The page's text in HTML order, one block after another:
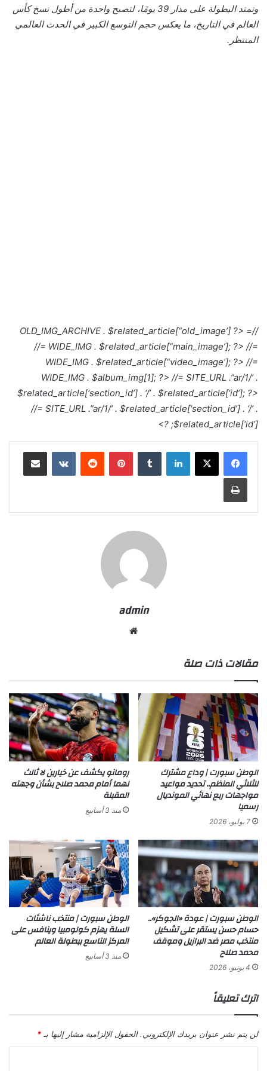
وتمتد البطولة على مدار 39 يومًا، لتصبح واحدة من أطول نسخ كأس
العالم في التاريخ، ما يعكس حجم التوسع الكبير في الحدث العالمي
المنتظر.
//= OLD_IMG_ARCHIVE . $related_article[“old_image’] ?>
//= WIDE_IMG . $related_article[“main_image’]; ?> //=
WIDE_IMG . $related_article[“video_image’]; ?> //=
WIDE_IMG . $album_img[1]; ?> //= SITE_URL .”ar/1/’ .
$related_article[‘section_id’] . ‘/’ . $related_article[‘id’]; ?>
//= SITE_URL .”ar/1/’ . $related_article[‘section_id’] . ‘/’ .
$related_article[‘id’]; ?>
لينكدإن بينتيريست مشاركة عبر البريد
طباعة
admin
مقالات ذات صلة
الوطن سبورت | وداع مشترك
للثلاثي المنظم.. تحديد مواعيد
مواجهات ربع نهائي المونديال
رسميا
7 يوليو، 2026
رومانو يكشف عن خيارين لا ثالث
لهما أمام محمد صلاح بشأن وجهته
المقبلة
منذ 3 أسابيع
الوطن سبورت | عودة «الجوكر»..
حسام حسن يستقر على تشكيل
منتخب مصر ضد البرازيل وموقف
محمد صلاح
4 يونيو، 2026
الوطن سبورت | منتخب ناشئات
السلة يهزم كولومبيا وينافس على
المركز التاسع ببطولة العالم
منذ 3 أسابيع
اترك تعليقاً
لن يتم نشر عنوان بريدك الإلكتروني. الحقول الإلزامية مشار إليها بـ *